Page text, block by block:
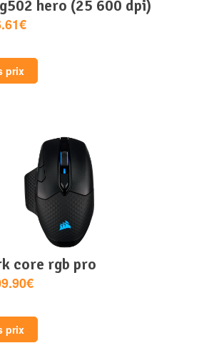
hero (25 600 dpi)
prix
core rgb pro
prix